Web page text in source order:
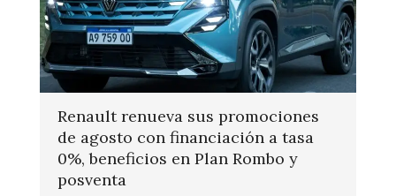
Renault renueva sus promociones
de agosto con financiación a tasa
0%, beneficios en Plan Rombo y
posventa